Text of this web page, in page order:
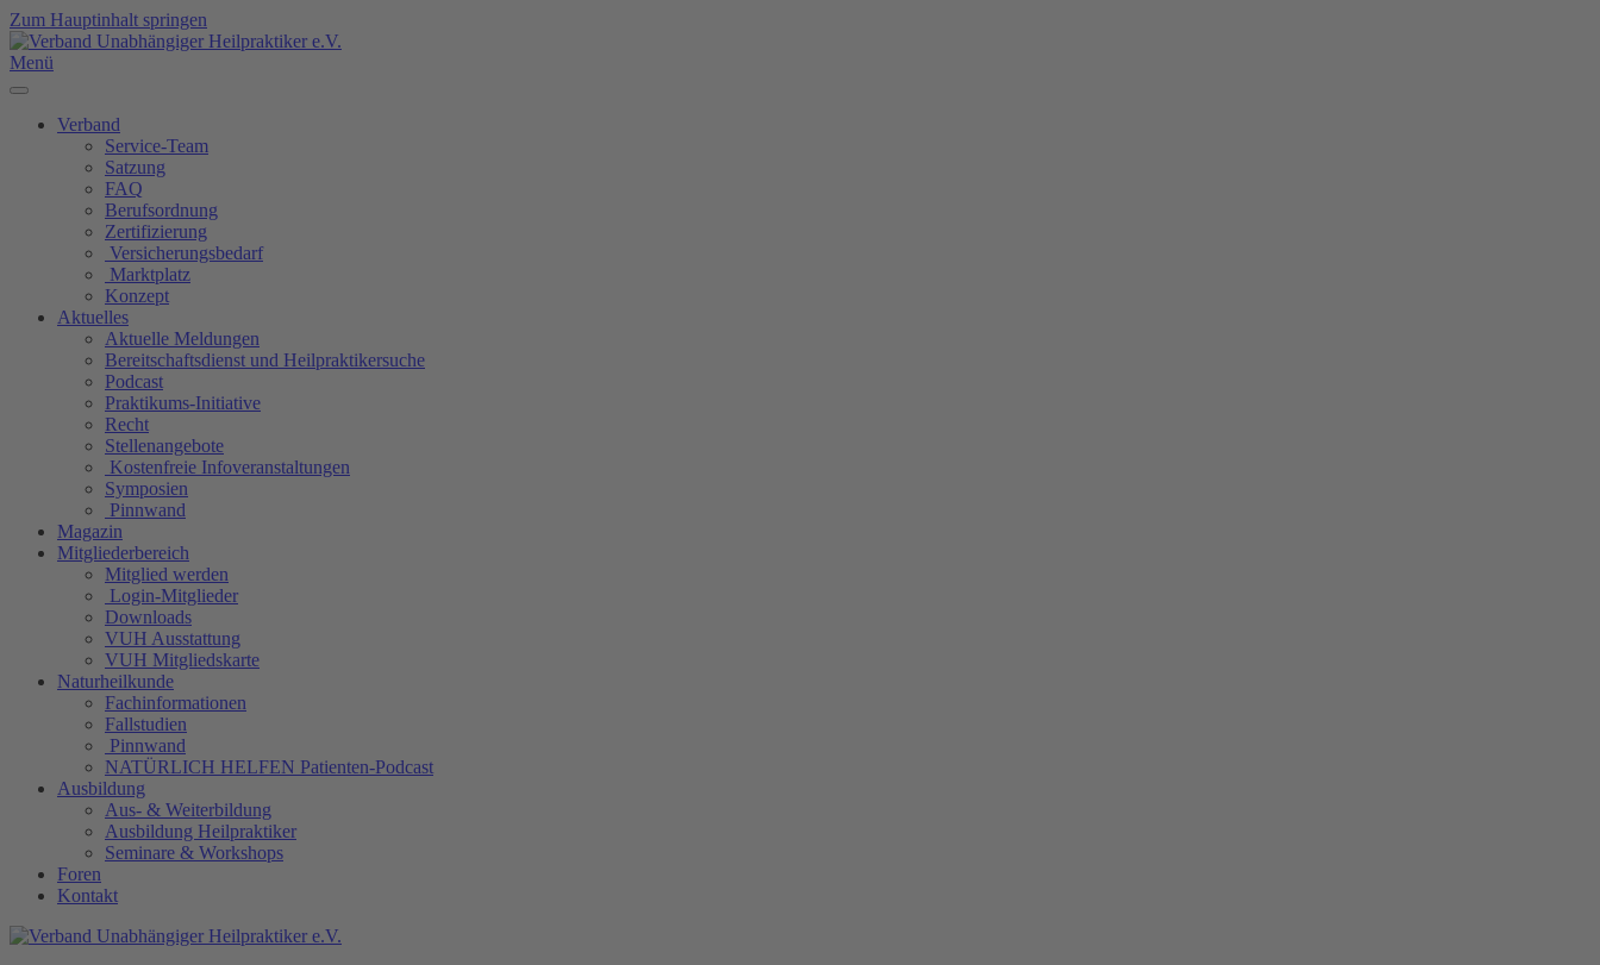
Zum Hauptinhalt springen
Menü
Verband
Service-Team
Satzung
FAQ
Berufsordnung
Zertifizierung
Versicherungsbedarf
Marktplatz
Konzept
Aktuelles
Aktuelle Meldungen
Bereitschaftsdienst und Heilpraktikersuche
Podcast
Praktikums-Initiative
Recht
Stellenangebote
Kostenfreie Infoveranstaltungen
Symposien
Pinnwand
Magazin
Mitgliederbereich
Mitglied werden
Login-Mitglieder
Downloads
VUH Ausstattung
VUH Mitgliedskarte
Naturheilkunde
Fachinformationen
Fallstudien
Pinnwand
NATÜRLICH HELFEN Patienten-Podcast
Ausbildung
Aus- & Weiterbildung
Ausbildung Heilpraktiker
Seminare & Workshops
Foren
Kontakt